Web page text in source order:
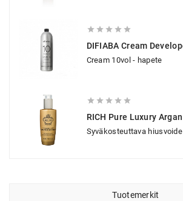
    
Cream 10vol - hapete
    
Syväkosteuttava hiusvoide
Tuotemerkit